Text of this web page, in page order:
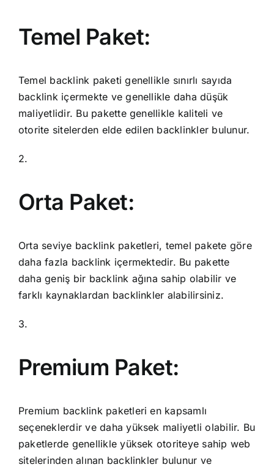
Temel Paket:
Temel backlink paketi genellikle sınırlı sayıda
backlink içermekte ve genellikle daha düşük
maliyetlidir. Bu pakette genellikle kaliteli ve
otorite sitelerden elde edilen backlinkler bulunur.
2.
Orta Paket:
Orta seviye backlink paketleri, temel pakete göre
daha fazla backlink içermektedir. Bu pakette
daha geniş bir backlink ağına sahip olabilir ve
farklı kaynaklardan backlinkler alabilirsiniz.
3.
Premium Paket:
Premium backlink paketleri en kapsamlı
seçeneklerdir ve daha yüksek maliyetli olabilir. Bu
paketlerde genellikle yüksek otoriteye sahip web
sitelerinden alınan backlinkler bulunur ve